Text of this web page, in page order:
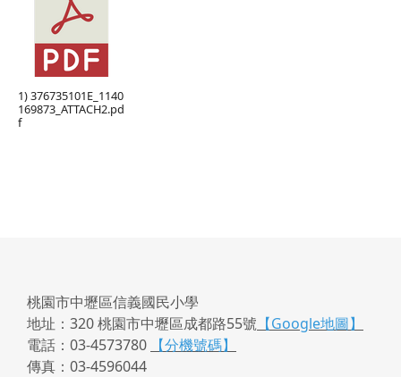
1) 376735101E_1140
169873_ATTACH2.pd
f
桃園市中壢區信義國民小學
地址：320 桃園市中壢區成都路55號 【Google地圖】
電話：03-4573780
【分機號碼】
傳真：03-4596044